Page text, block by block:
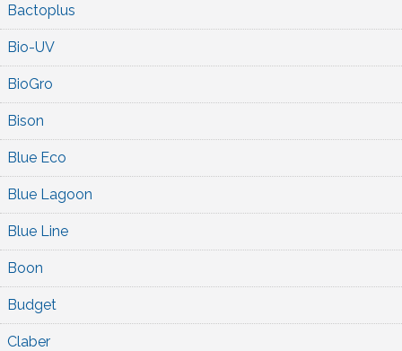
Bactoplus
Bio-UV
BioGro
Bison
Blue Eco
Blue Lagoon
Blue Line
Boon
Budget
Claber